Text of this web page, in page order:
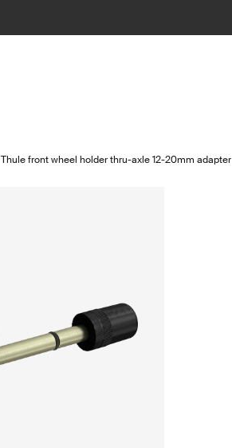
Thule front wheel holder thru-axle 12-20mm adapter